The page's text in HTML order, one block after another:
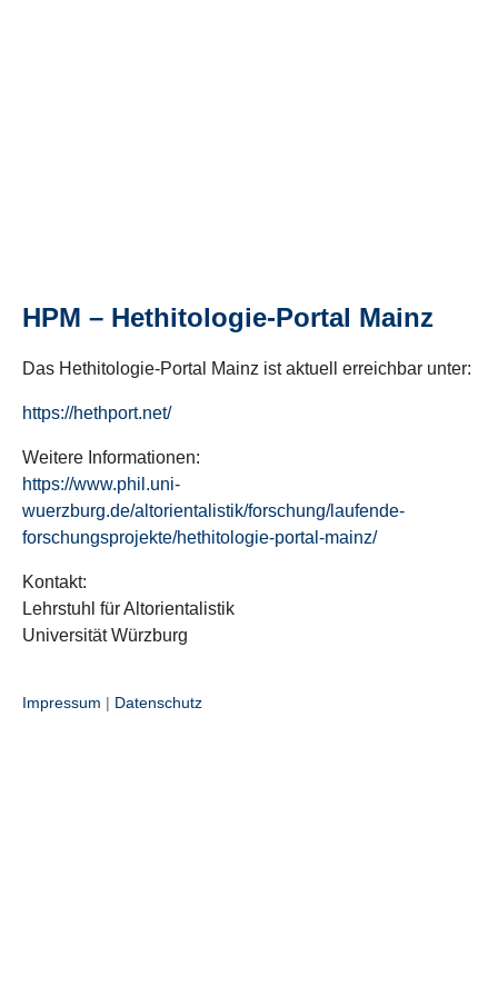
HPM – Hethitologie-Portal Mainz
Das Hethitologie-Portal Mainz ist aktuell erreichbar unter:
https://hethport.net/
Weitere Informationen:
https://www.phil.uni-
wuerzburg.de/altorientalistik/forschung/laufende-
forschungsprojekte/hethitologie-portal-mainz/
Kontakt:
Lehrstuhl für Altorientalistik
Universität Würzburg
Impressum | Datenschutz